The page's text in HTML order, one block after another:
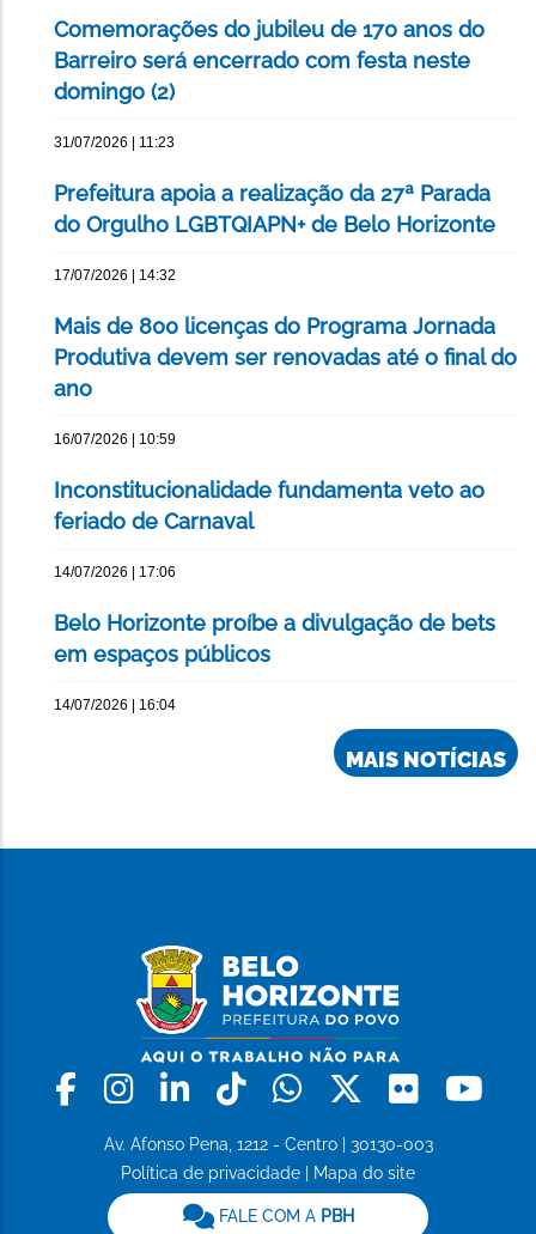
Comemorações do jubileu de 170 anos do
Barreiro será encerrado com festa neste
domingo (2)
31/07/2026 | 11:23
Prefeitura apoia a realização da 27ª Parada
do Orgulho LGBTQIAPN+ de Belo Horizonte
17/07/2026 | 14:32
Mais de 800 licenças do Programa Jornada
Produtiva devem ser renovadas até o final do
ano
16/07/2026 | 10:59
Inconstitucionalidade fundamenta veto ao
feriado de Carnaval
14/07/2026 | 17:06
Belo Horizonte proíbe a divulgação de bets
em espaços públicos
14/07/2026 | 16:04
MAIS NOTÍCIAS
Facebook
Instagram
LinkedinTiktokWhatsapp
X Flickr
Av. Afonso Pena, 1212 - Centro | 30130-003
Política de privacidade
Mapa do site
FALE COM A PBH